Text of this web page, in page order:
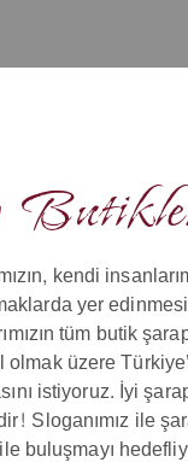
kendi
yer
tüm butik
olmak üzere
istiyoruz. İyi
Sloganımız ile
buluşmayı